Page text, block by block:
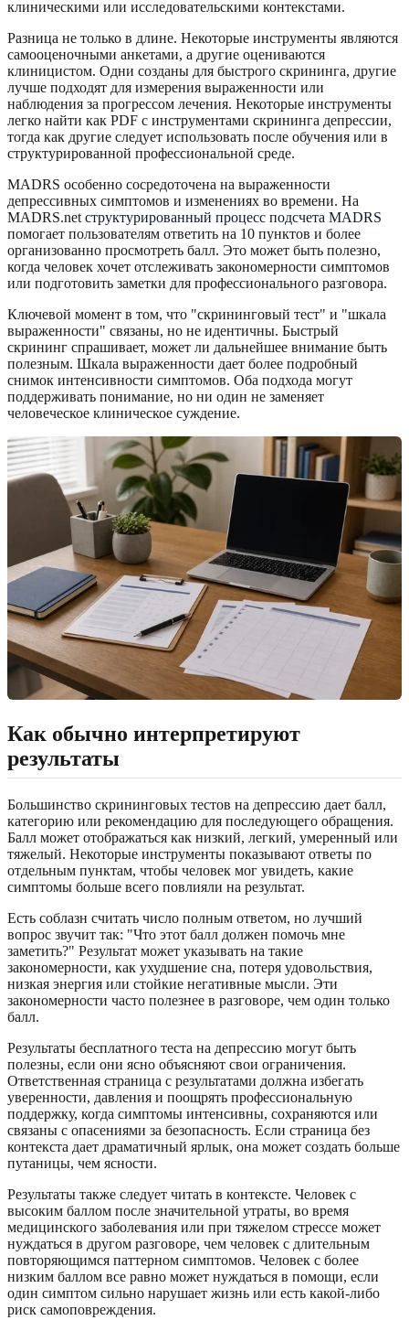
клиническими или исследовательскими контекстами.
Разница не только в длине. Некоторые инструменты являются
самооценочными анкетами, а другие оцениваются
клиницистом. Одни созданы для быстрого скрининга, другие
лучше подходят для измерения выраженности или
наблюдения за прогрессом лечения. Некоторые инструменты
легко найти как PDF с инструментами скрининга депрессии,
тогда как другие следует использовать после обучения или в
структурированной профессиональной среде.
MADRS особенно сосредоточена на выраженности
депрессивных симптомов и изменениях во времени. На
MADRS.net структурированный процесс подсчета MADRS
помогает пользователям ответить на 10 пунктов и более
организованно просмотреть балл. Это может быть полезно,
когда человек хочет отслеживать закономерности симптомов
или подготовить заметки для профессионального разговора.
Ключевой момент в том, что "скрининговый тест" и "шкала
выраженности" связаны, но не идентичны. Быстрый
скрининг спрашивает, может ли дальнейшее внимание быть
полезным. Шкала выраженности дает более подробный
снимок интенсивности симптомов. Оба подхода могут
поддерживать понимание, но ни один не заменяет
человеческое клиническое суждение.
Как обычно интерпретируют
результаты
Большинство скрининговых тестов на депрессию дает балл,
категорию или рекомендацию для последующего обращения.
Балл может отображаться как низкий, легкий, умеренный или
тяжелый. Некоторые инструменты показывают ответы по
отдельным пунктам, чтобы человек мог увидеть, какие
симптомы больше всего повлияли на результат.
Есть соблазн считать число полным ответом, но лучший
вопрос звучит так: "Что этот балл должен помочь мне
заметить?" Результат может указывать на такие
закономерности, как ухудшение сна, потеря удовольствия,
низкая энергия или стойкие негативные мысли. Эти
закономерности часто полезнее в разговоре, чем один только
балл.
Результаты бесплатного теста на депрессию могут быть
полезны, если они ясно объясняют свои ограничения.
Ответственная страница с результатами должна избегать
уверенности, давления и поощрять профессиональную
поддержку, когда симптомы интенсивны, сохраняются или
связаны с опасениями за безопасность. Если страница без
контекста дает драматичный ярлык, она может создать больше
путаницы, чем ясности.
Результаты также следует читать в контексте. Человек с
высоким баллом после значительной утраты, во время
медицинского заболевания или при тяжелом стрессе может
нуждаться в другом разговоре, чем человек с длительным
повторяющимся паттерном симптомов. Человек с более
низким баллом все равно может нуждаться в помощи, если
один симптом сильно нарушает жизнь или есть какой-либо
риск самоповреждения.